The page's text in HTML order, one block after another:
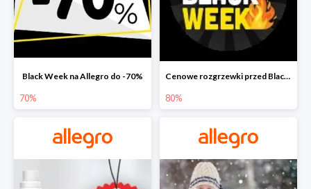
Black Week na Allegro do -70%
70%
Cenowe rozgrzewki przed Black Friday na Allegro do -80%
80%